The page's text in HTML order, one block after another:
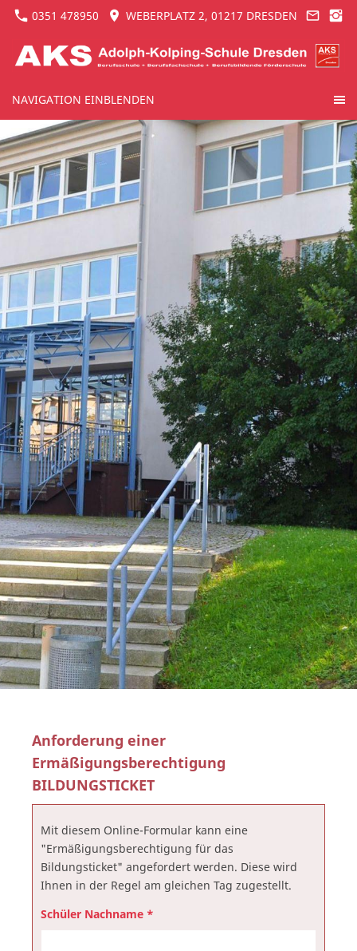
0351 478950 WEBERPLATZ 2, 01217 DRESDEN
NAVIGATION EINBLENDEN
Anforderung einer
Ermäßigungsberechtigung
BILDUNGSTICKET
Mit diesem Online-Formular kann eine
"Ermäßigungsberechtigung für das
Bildungsticket" angefordert werden. Diese wird
Ihnen in der Regel am gleichen Tag zugestellt.
Schüler Nachname *